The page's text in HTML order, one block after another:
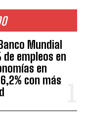
Mundial
empleos en
en
con más